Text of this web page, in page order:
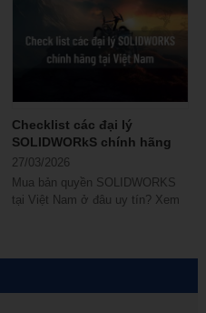
Checklist các đại lý
SOLIDWORkS chính hãng
tại Việt Nam
27/03/2026
Mua bản quyền SOLIDWORKS
tại Việt Nam ở đâu uy tín? Xem